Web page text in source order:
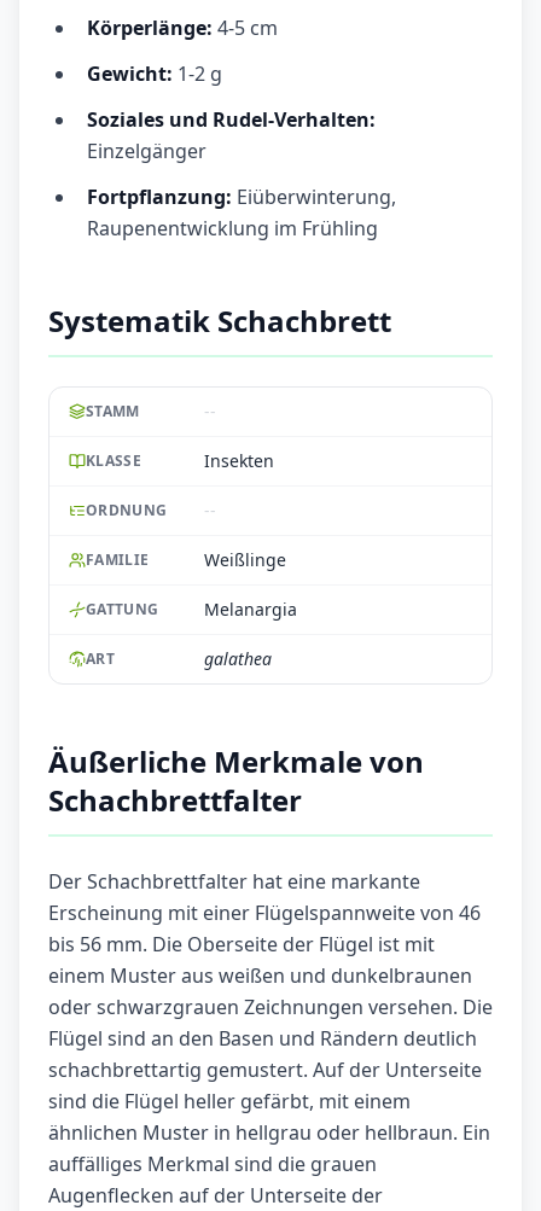
Körperlänge: 4-5 cm
Gewicht: 1-2 g
Soziales und Rudel-Verhalten:
Einzelgänger
Fortpflanzung: Eiüberwinterung,
Raupenentwicklung im Frühling
Systematik Schachbrett
STAMM --
KLASSE Insekten
ORDNUNG --
FAMILIE Weißlinge
GATTUNG Melanargia
ART galathea
Äußerliche Merkmale von
Schachbrettfalter
Der Schachbrettfalter hat eine markante
Erscheinung mit einer Flügelspannweite von 46
bis 56 mm. Die Oberseite der Flügel ist mit
einem Muster aus weißen und dunkelbraunen
oder schwarzgrauen Zeichnungen versehen. Die
Flügel sind an den Basen und Rändern deutlich
schachbrettartig gemustert. Auf der Unterseite
sind die Flügel heller gefärbt, mit einem
ähnlichen Muster in hellgrau oder hellbraun. Ein
auffälliges Merkmal sind die grauen
Augenflecken auf der Unterseite der